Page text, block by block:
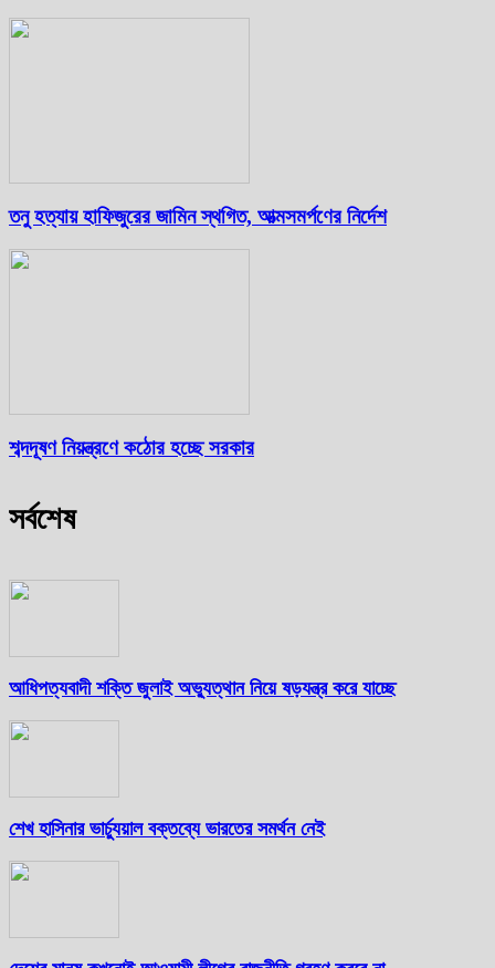
তনু হত্যায় হাফিজুরের জামিন স্থগিত, আত্মসমর্পণের নির্দেশ
শব্দদূষণ নিয়ন্ত্রণে কঠোর হচ্ছে সরকার
সর্বশেষ
আধিপত্যবাদী শক্তি জুলাই অভ্যুত্থান নিয়ে ষড়যন্ত্র করে যাচ্ছে
শেখ হাসিনার ভার্চ্যুয়াল বক্তব্যে ভারতের সমর্থন নেই